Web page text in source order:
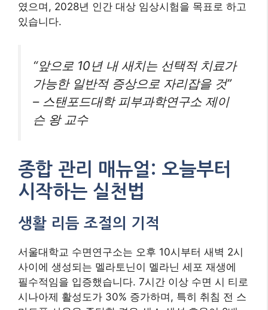
였으며, 2028년 인간 대상 임상시험을 목표로 하고
있습니다.
“앞으로 10년 내 새치는 선택적 치료가
가능한 일반적 증상으로 자리잡을 것”
– 스탠포드대학 피부과학연구소 제이
슨 왕 교수
종합 관리 매뉴얼: 오늘부터
시작하는 실천법
생활 리듬 조절의 기적
서울대학교 수면연구소는 오후 10시부터 새벽 2시
사이에 생성되는 멜라토닌이 멜라닌 세포 재생에
필수적임을 입증했습니다. 7시간 이상 수면 시 티로
시나아제 활성도가 30% 증가하며, 특히 취침 전 스